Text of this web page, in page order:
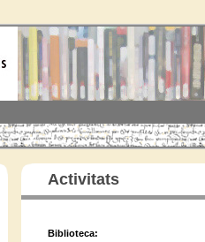
Activitats
Biblioteca: